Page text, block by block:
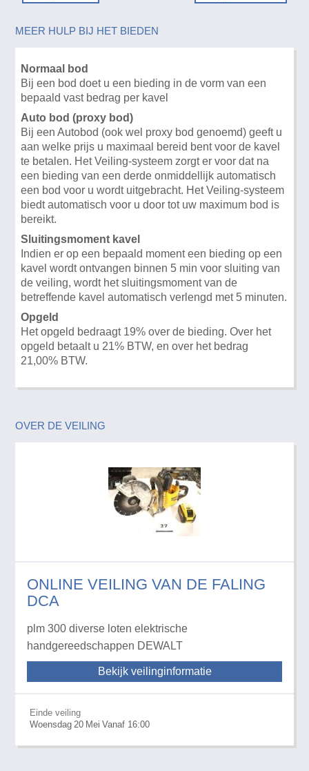
MEER HULP BIJ HET BIEDEN
Normaal bod
Bij een bod doet u een bieding in de vorm van een
bepaald vast bedrag per kavel
Auto bod (proxy bod)
Bij een Autobod (ook wel proxy bod genoemd) geeft u
aan welke prijs u maximaal bereid bent voor de kavel
te betalen. Het Veiling-systeem zorgt er voor dat na
een bieding van een derde onmiddellijk automatisch
een bod voor u wordt uitgebracht. Het Veiling-systeem
biedt automatisch voor u door tot uw maximum bod is
bereikt.
Sluitingsmoment kavel
Indien er op een bepaald moment een bieding op een
kavel wordt ontvangen binnen 5 min voor sluiting van
de veiling, wordt het sluitingsmoment van de
betreffende kavel automatisch verlengd met 5 minuten.
Opgeld
Het opgeld bedraagt 19% over de bieding. Over het
opgeld betaalt u 21% BTW, en over het bedrag
21,00% BTW.
OVER DE VEILING
ONLINE VEILING VAN DE FALING
DCA
plm 300 diverse loten elektrische
handgereedschappen DEWALT
Bekijk veilinginformatie
Einde veiling
Woensdag 20 Mei Vanaf 16:00